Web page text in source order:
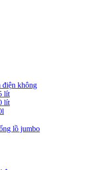
điện không
lít
lít
lồ jumbo